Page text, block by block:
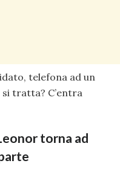
telefona ad un
tratta? C’entra
torna ad